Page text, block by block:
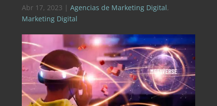
Abr 17, 2023 | Agencias de Marketing Digital,
Marketing Digital